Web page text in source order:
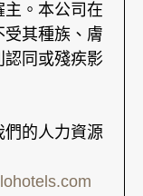
。本公司在
其種族、膚
同或殘疾影
們的人力資源